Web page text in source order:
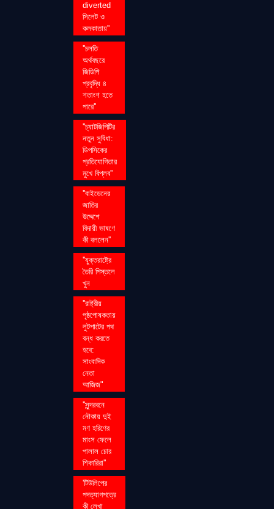
diverted
সিলেট ও
কলকাতায়''
''চলতি
অর্থবছরে
জিডিপি
প্রবৃদ্ধি ৪
শতাংশ হতে
পারে''
''চ্যাটজিপিটির
নতুন সুবিধা:
ডিপসিকের
প্রতিযোগিতার
মুখে বিপ্লব''
''বাইডেনের
জাতির
উদ্দেশে
বিদায়ী ভাষণে
কী বললেন''
''যুক্তরাষ্ট্রে
তৈরি পিস্তলে
খুন
''রাষ্ট্রীয়
পৃষ্ঠপোষকতায়
লুটপাটের পথ
বন্ধ করতে
হবে:
সাংবাদিক
নেতা
আজিজ"
''সুন্দরবনে
নৌকায় দুই
মণ হরিণের
মাংস ফেলে
পালাল চোর
শিকারিরা''
'টিউলিপের
পদত্যাগপত্রে
কী লেখা